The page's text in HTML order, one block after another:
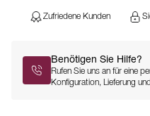
Zufriedene Kunden
Benötigen Sie Hilfe?
Rufen Sie uns an für eine
Konfiguration, Lieferung